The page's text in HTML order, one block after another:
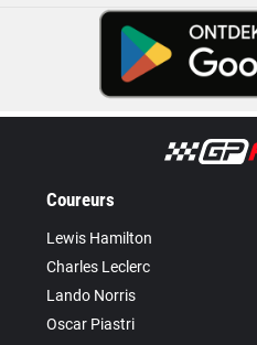
Coureurs
Lewis Hamilton
Charles Leclerc
Lando Norris
Oscar Piastri